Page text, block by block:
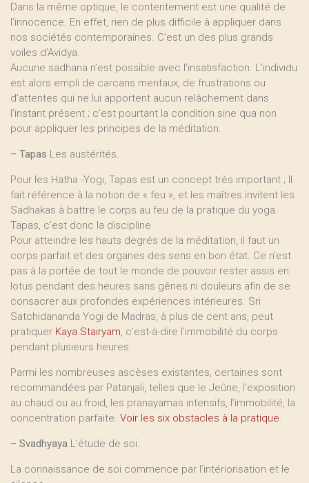
Dans la même optique, le contentement est une qualité de
l’innocence. En effet, rien de plus difficile à appliquer dans
nos sociétés contemporaines. C’est un des plus grands
voiles d’Avidya.
Aucune sadhana n’est possible avec l’insatisfaction. L’individu
est alors empli de carcans mentaux, de frustrations ou
d’attentes qui ne lui apportent aucun relâchement dans
l’instant présent ; c’est pourtant la condition sine qua non
pour appliquer les principes de la méditation.
– Tapas Les austérités.
Pour les Hatha -Yogi, Tapas est un concept très important ; Il
fait référence à la notion de « feu », et les maîtres invitent les
Sadhakas à battre le corps au feu de la pratique du yoga.
Tapas, c’est donc la discipline.
Pour atteindre les hauts degrés de la méditation, il faut un
corps parfait et des organes des sens en bon état. Ce n’est
pas à la portée de tout le monde de pouvoir rester assis en
lotus pendant des heures sans gênes ni douleurs afin de se
consacrer aux profondes expériences intérieures. Sri
Satchidananda Yogi de Madras, à plus de cent ans, peut
pratiquer Kaya Stairyam, c’est-à-dire l’immobilité du corps
pendant plusieurs heures.
Parmi les nombreuses ascèses existantes, certaines sont
recommandées par Patanjali, telles que le Jeûne, l’exposition
au chaud ou au froid, les pranayamas intensifs, l’immobilité, la
concentration parfaite. Voir les six obstacles à la pratique.
– Svadhyaya L’étude de soi.
La connaissance de soi commence par l’intériorisation et le